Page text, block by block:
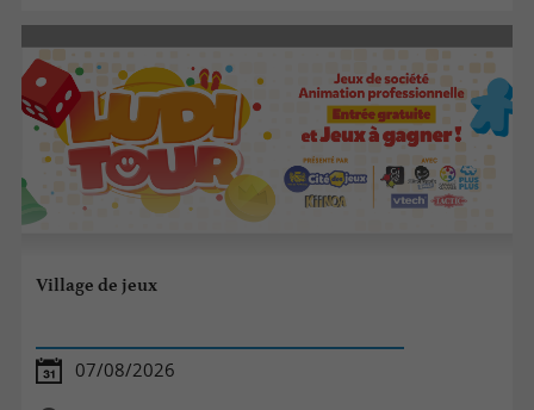
Village de jeux
07/08/2026